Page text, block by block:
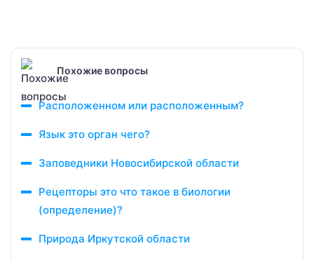
Похожие вопросы
Расположенном или расположенным?
Язык это орган чего?
Заповедники Новосибирской области
Рецепторы это что такое в биологии
(определение)?
Природа Иркутской области